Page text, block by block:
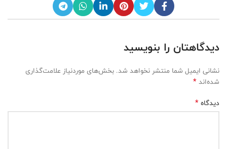
دیدگاهتان را بنویسید
نشانی ایمیل شما منتشر نخواهد شد. بخش‌های موردنیاز علامت‌گذاری
شده‌اند*
دیدگاه*